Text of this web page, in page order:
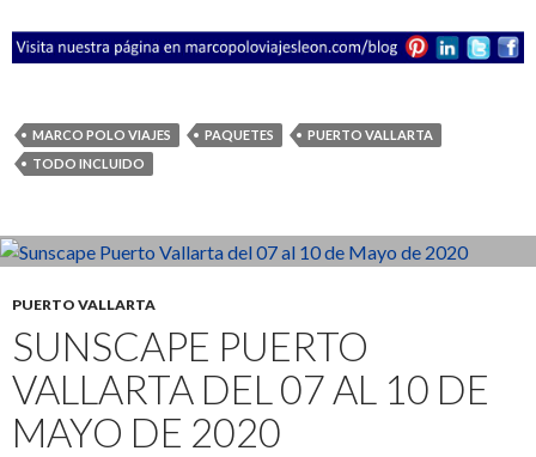
MARCO POLO VIAJES PAQUETES
PUERTO VALLARTA
TODO INCLUIDO
PUERTO VALLARTA
SUNSCAPE PUERTO
VALLARTA DEL 07 AL 10 DE
MAYO DE 2020